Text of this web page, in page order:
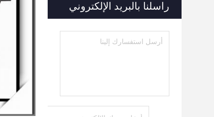
راسلنا بالبريد الإلكتروني